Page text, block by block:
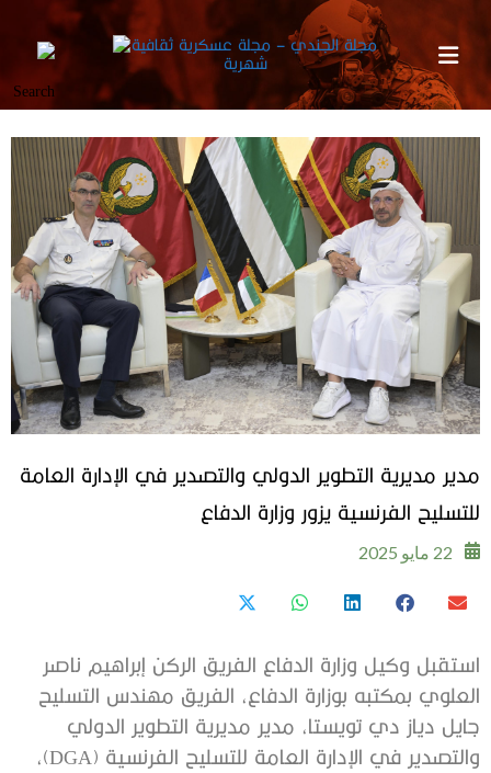
مدير مديرية التطوير الدولي والتصدير في الإدارة العامة
للتسليح الفرنسية يزور وزارة الدفاع
22 مايو 2025
استقبل وكيل وزارة الدفاع الفريق الركن إبراهيم ناصر
العلوي بمكتبه بوزارة الدفاع، الفريق مهندس التسليح
جايل دياز دي تويستا، مدير مديرية التطوير الدولي
والتصدير في الإدارة العامة للتسليح الفرنسية (DGA)،